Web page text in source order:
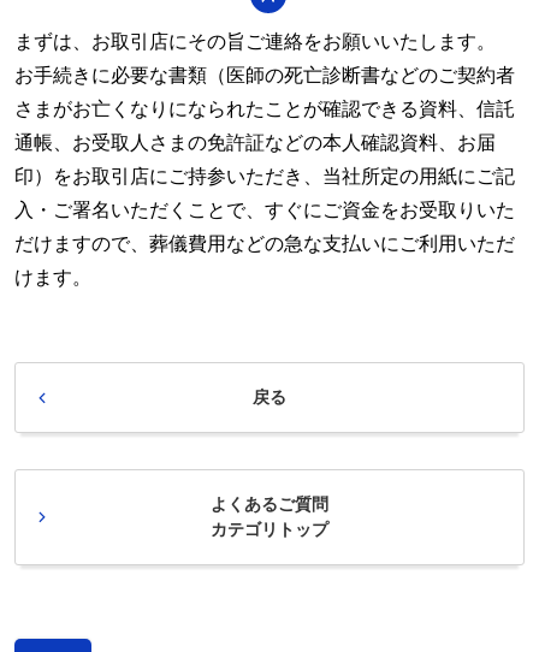
まずは、お取引店にその旨ご連絡をお願いいたします。
お手続きに必要な書類（医師の死亡診断書などのご契約者
さまがお亡くなりになられたことが確認できる資料、信託
通帳、お受取人さまの免許証などの本人確認資料、お届
印）をお取引店にご持参いただき、当社所定の用紙にご記
入・ご署名いただくことで、すぐにご資金をお受取りいた
だけますので、葬儀費用などの急な支払いにご利用いただ
けます。
戻る
よくあるご質問
カテゴリトップ